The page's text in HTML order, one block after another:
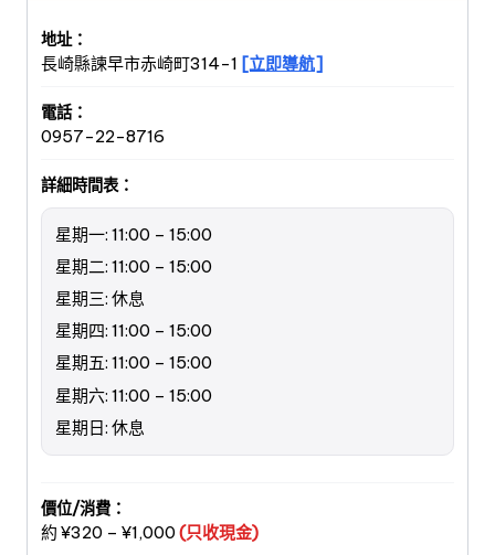
地址：
長崎縣諫早市赤崎町314-1 [立即導航]
電話：
0957-22-8716
詳細時間表：
星期一: 11:00 – 15:00
星期二: 11:00 – 15:00
星期三: 休息
星期四: 11:00 – 15:00
星期五: 11:00 – 15:00
星期六: 11:00 – 15:00
星期日: 休息
價位/消費：
約 ¥320 – ¥1,000(只收現金)